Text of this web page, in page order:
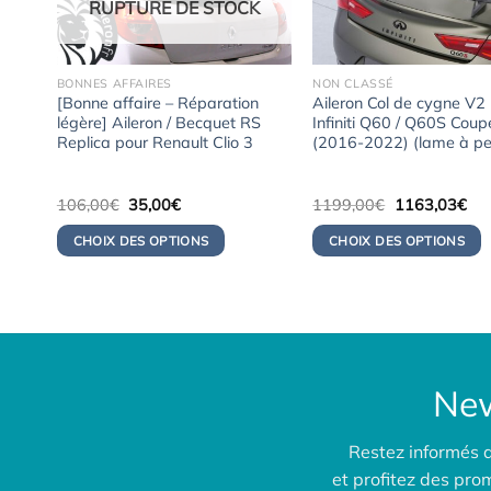
RUPTURE DE STOCK
BONNES AFFAIRES
[Bonne affaire – Réparation
légère] Aileron / Becquet RS
Replica pour Renault Clio 3
106,00€ Le
prix
initial
était :
35,00€Le
actuel
est :
CHOIX DES OPTIONS
NON CLASSÉ
Aileron Col de cygne V2
Infiniti Q60 / Q60S
(2016-2022) (lame à
1199,00€ Le
initial
était :
1163,03€Le
CHOIX DES OPTIONS
Restez informés
et profitez des